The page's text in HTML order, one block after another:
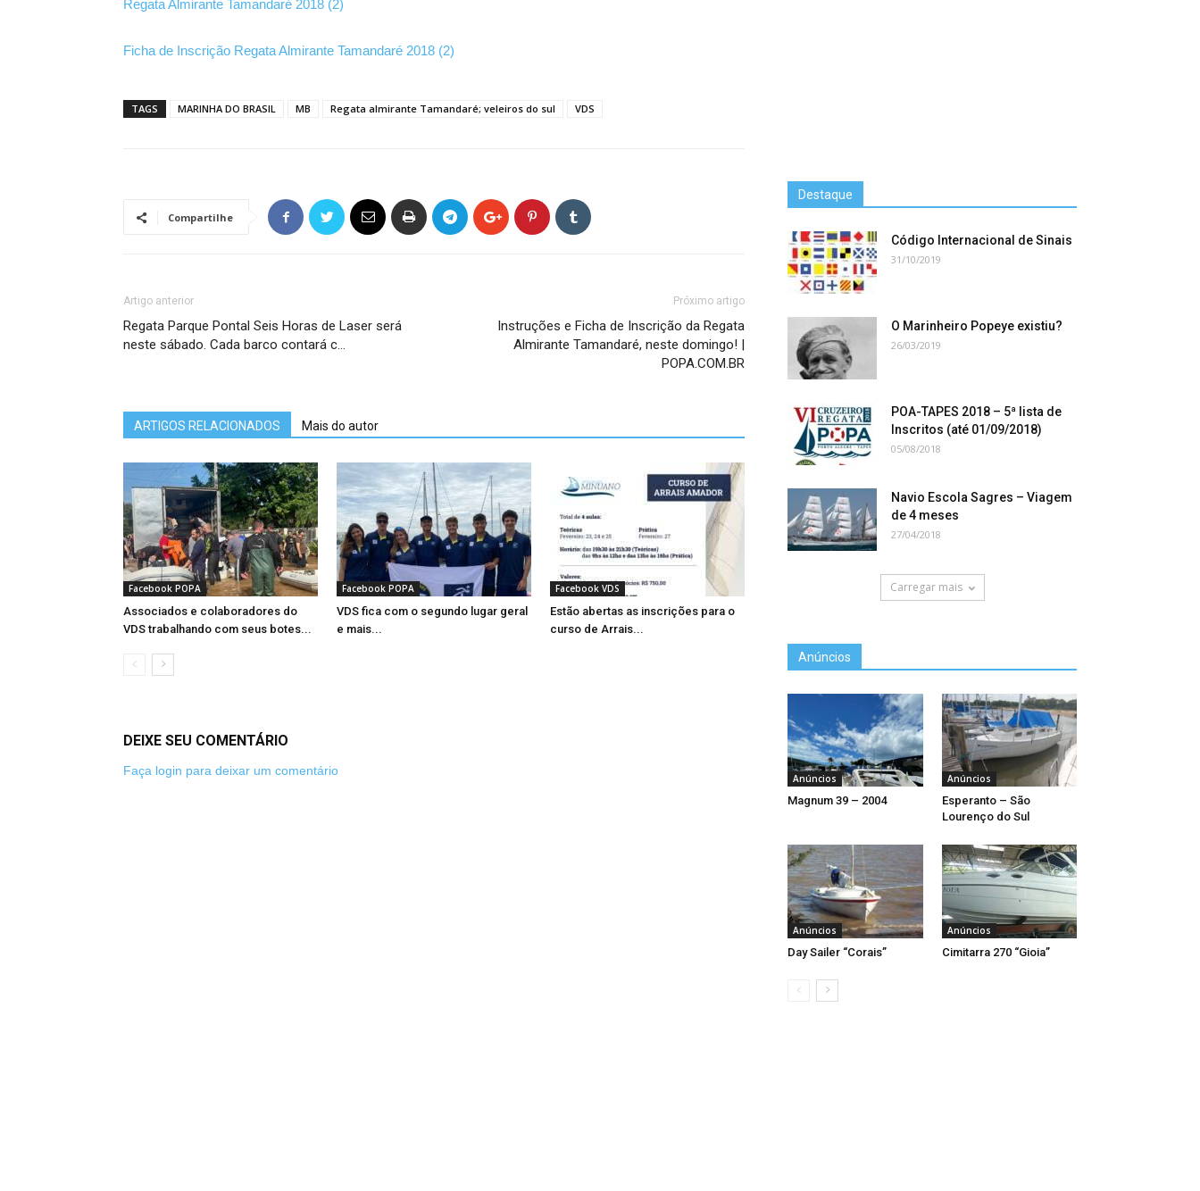
Regata Almirante Tamandaré 2018 (2)
Ficha de Inscrição Regata Almirante Tamandaré 2018 (2)
TAGS MARINHA DO BRASIL MB Regata almirante Tamandaré; veleiros do sul VDS
Compartilhe
Artigo anterior
Regata Parque Pontal Seis Horas de Laser será
neste sábado. Cada barco contará c…
Próximo artigo
Instruções e Ficha de Inscrição da Regata
Almirante Tamandaré, neste domingo! |
POPA.COM.BR
ARTIGOS RELACIONADOS Mais do autor
Facebook POPA
Associados e colaboradores do
VDS trabalhando com seus botes...
Facebook POPA
VDS fica com o segundo lugar geral
e mais...
Facebook VDS
Estão abertas as inscrições para o
curso de Arrais...
DEIXE SEU COMENTÁRIO
Faça login para deixar um comentário
Destaque
Código Internacional de Sinais
31/10/2019
O Marinheiro Popeye existiu?
26/03/2019
POA-TAPES 2018 – 5ª lista de
Inscritos (até 01/09/2018)
05/08/2018
Navio Escola Sagres – Viagem
de 4 meses
27/04/2018
Carregar mais
Anúncios
Anúncios
Magnum 39 – 2004
Anúncios
Esperanto – São
Lourenço do Sul
Anúncios
Day Sailer “Corais”
Anúncios
Cimitarra 270 “Gioia”